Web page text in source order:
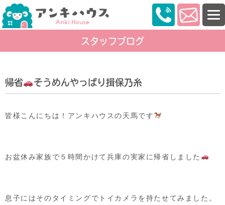
スタッフブログ
帰省 そうめんやっぱり揖保乃糸
皆様こんにちは！アンキハウスの天馬です
お盆休み家族で５時間かけて兵庫の実家に帰省しました
息子にはそのタイミングでトイカメラを持たせてみました。